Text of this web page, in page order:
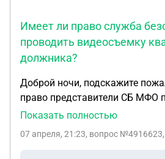
Имеет ли право служба
проводить видеосъемку
должника?
Доброй ночи, подскажите
право представители СБ МФО
сьемку квартиры если должник
часть доли в ней? И почему
Показать полностью
07 апреля, 21:23, вопрос